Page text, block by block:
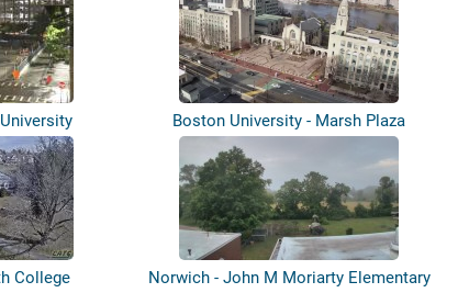
Boston University - Marsh Plaza
College
Norwich - John M Moriarty Elementary